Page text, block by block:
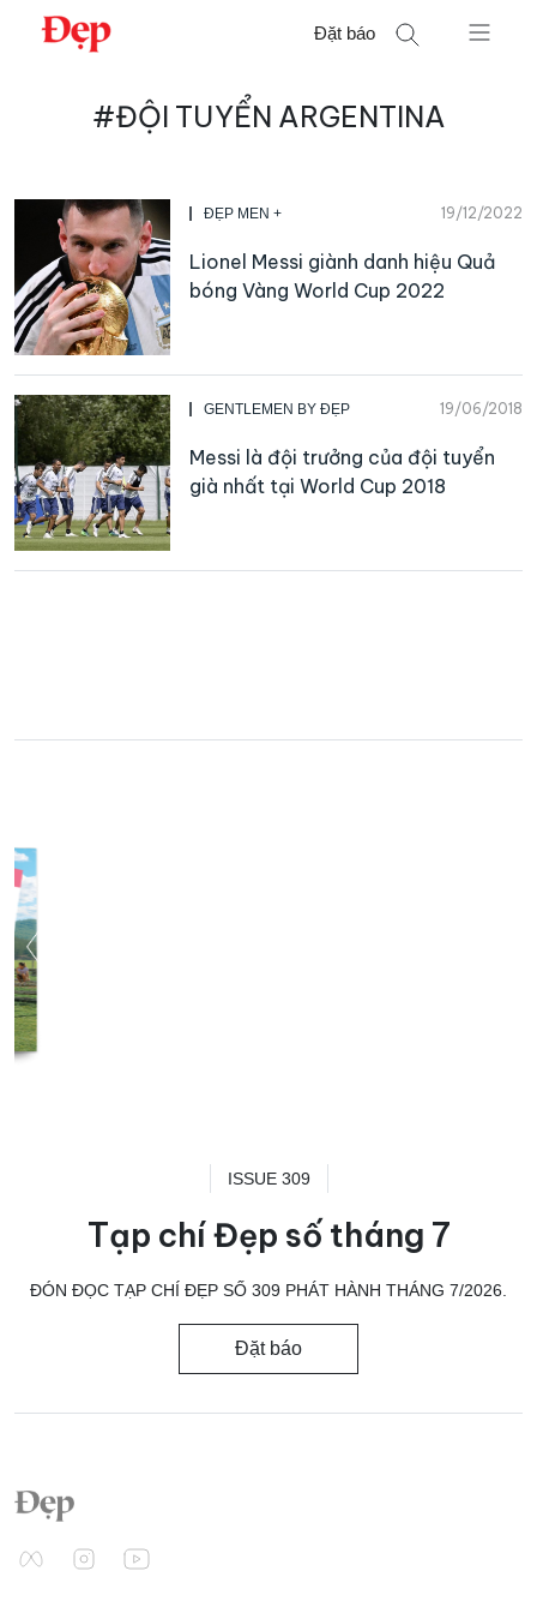
Chuyển
Đặt báo
#ĐỘI TUYỂN ARGENTINA
ĐẸP MEN + 19/12/2022
Lionel Messi giành danh hiệu Quả
bóng Vàng World Cup 2022
GENTLEMEN BY ĐẸP 19/06/2018
Messi là đội trưởng của đội tuyển
già nhất tại World Cup 2018
ISSUE 309
Tạp chí Đẹp số tháng 7
ĐÓN ĐỌC TẠP CHÍ ĐẸP SỐ 309 PHÁT HÀNH THÁNG 7/2026.
Đặt báo